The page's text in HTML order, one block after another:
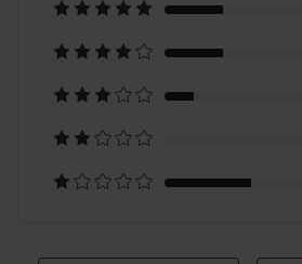
op
8
reviews